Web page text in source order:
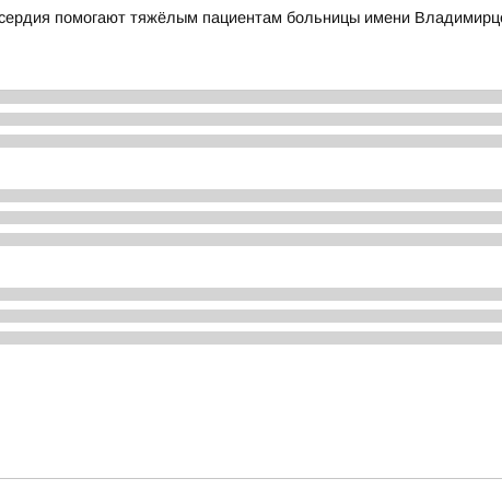
помогают тяжёлым пациентам больницы имени